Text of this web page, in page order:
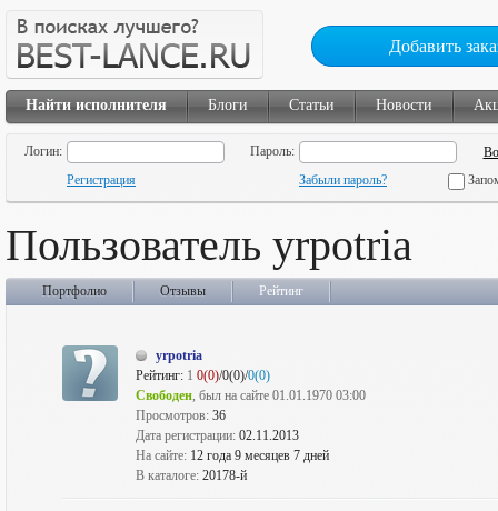
Добавить
Найти исполнителя Блоги Статьи Новости
Логин:
Пароль:
Регистрация
Забыли пароль?
Пользователь yrpotria
Портфолио Отзывы Рейтинг
yrpotria
Рейтинг: 1 0(0)/0(0)/0(0)
Свободен, был на сайте 01.01.1970 03:00
Просмотров: 36
Дата регистрации: 02.11.2013
На сайте: 12 года 9 месяцев 7 дней
В каталоге: 20178-й